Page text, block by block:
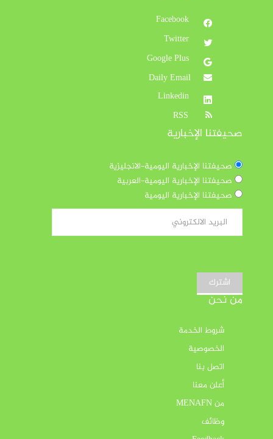
Daily Email
صحيفتنا الإخبارية
صحيفتنا الإخبارية اليومية-الانجليزية
صحيفتنا الإخبارية اليومية-العربية
صحيفتنا الإخبارية اليومية
اشترك
من نحن
شروط الخدمة
الخصوصية
اتصل بنا
أعلن معنا
من MENAFN
وظائف